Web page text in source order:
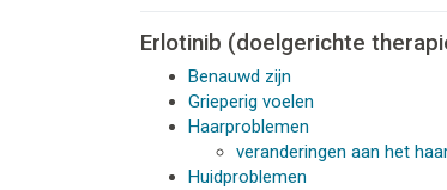
Erlotinib (doelgerichte
Benauwd zijn
Grieperig voelen
Haarproblemen
veranderingen aan het
Huidproblemen